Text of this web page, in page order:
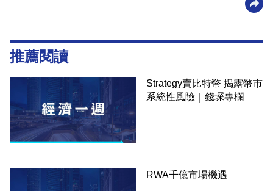
推薦閱讀
Strategy賣比特幣 揭露幣市
系統性風險｜錢琛專欄
RWA千億市場機遇